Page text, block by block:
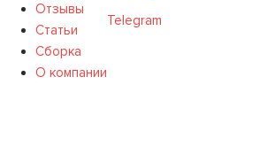
Отзывы
Статьи
Сборка
О компании
Telegram